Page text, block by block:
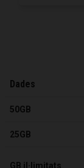
Dades
50GB
25GB
GB il·limitats